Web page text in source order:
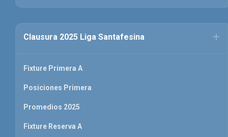
Clausura 2025 Liga Santafesina
Fixture Primera A
Posiciones Primera
Promedios 2025
Fixture Reserva A